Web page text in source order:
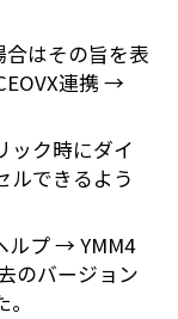
合はその旨を表
連携 →
ック時にダイ
ルできるよう
ルプ → YMM4
のバージョン